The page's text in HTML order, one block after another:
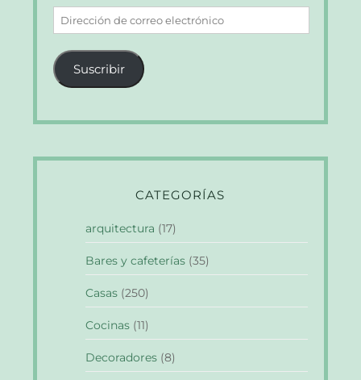
Dirección
de
correo
electrónico
Suscribir
CATEGORÍAS
arquitectura (17)
Bares y cafeterías (35)
Casas (250)
Cocinas (11)
Decoradores (8)